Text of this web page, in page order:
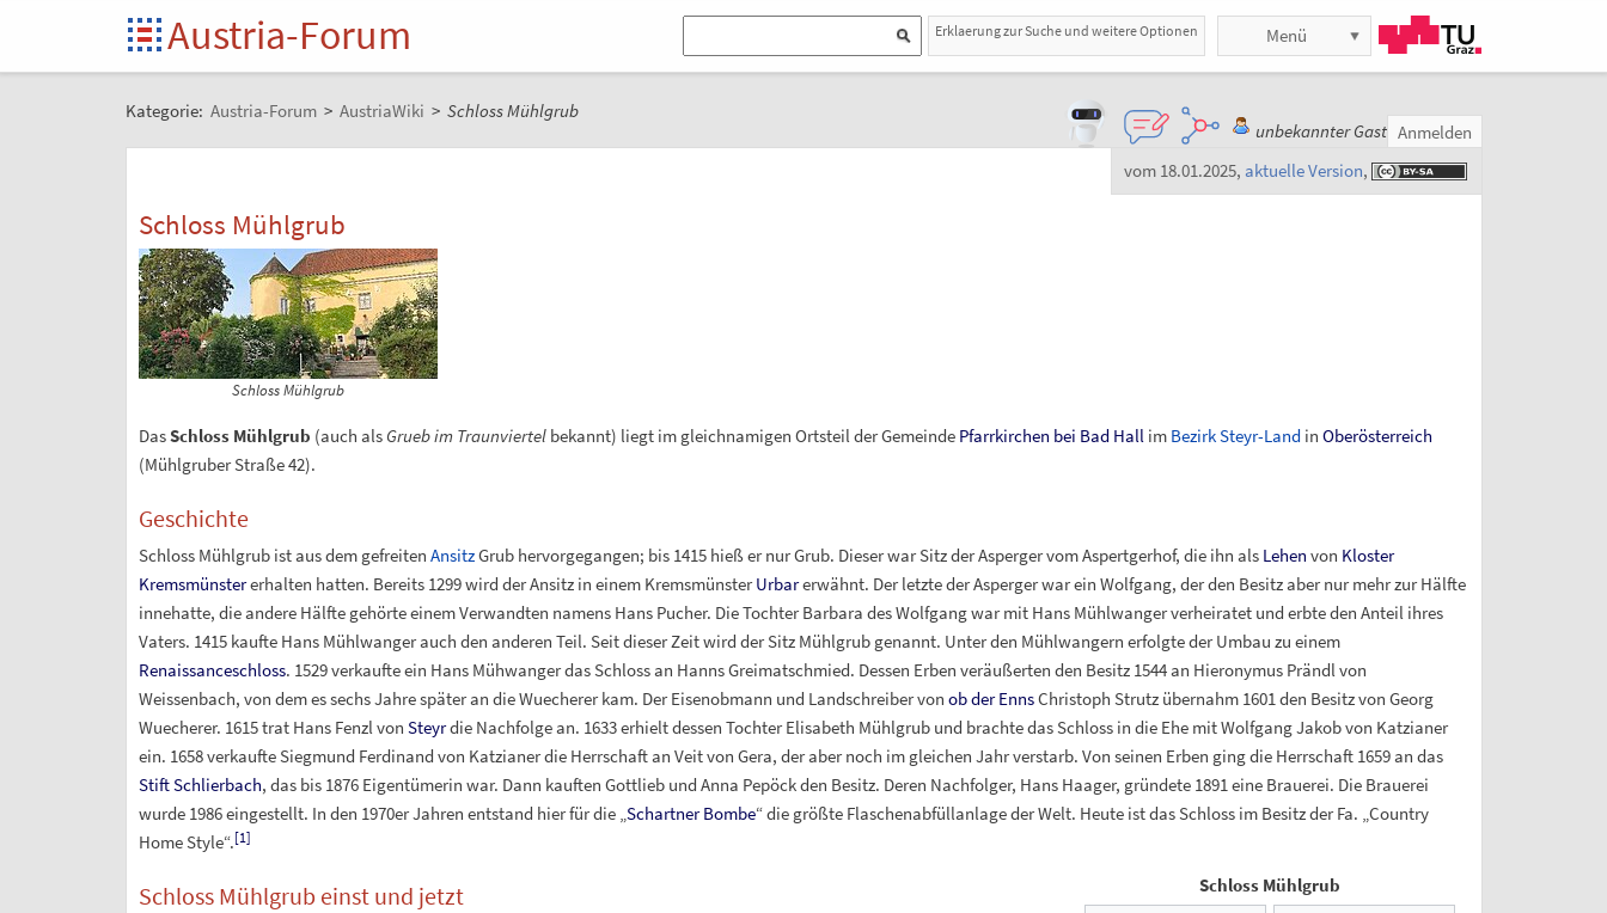
Austria-Forum Erklaerung zur Suche und weitere Optionen Menü
Kategorie: Austria-Forum > AustriaWiki > Schloss Mühlgrub
unbekannter Gast Anmelden
vom 18.01.2025, aktuelle Version,
Schloss Mühlgrub
Schloss Mühlgrub
DasSchloss Mühlgrub (auch als Grueb im Traunviertelbekannt) liegt im gleichnamigen Ortsteil der Gemeinde Pfarrkirchen bei Bad Hall im Bezirk Steyr-Landin Oberösterreich
(Mühlgruber Straße 42).
Geschichte
Schloss Mühlgrub ist aus dem gefreiten AnsitzGrub hervorgegangen; bis 1415 hieß er nur Grub. Dieser war Sitz der Asperger vom Aspertgerhof, die ihn als Lehen von Kloster
Kremsmünstererhalten hatten. Bereits 1299 wird der Ansitz in einem KremsmünsterUrbarerwähnt. Der letzte der Asperger war ein Wolfgang, der den Besitz aber nur mehr zur Hälfte
innehatte, die andere Hälfte gehörte einem Verwandten namens Hans Pucher. Die Tochter Barbara des Wolfgang war mit Hans Mühlwanger verheiratet und erbte den Anteil ihres
Vaters. 1415 kaufte Hans Mühlwanger auch den anderen Teil. Seit dieser Zeit wird der Sitz Mühlgrub genannt. Unter den Mühlwangern erfolgte der Umbau zu einem
Renaissanceschloss. 1529 verkaufte ein Hans Mühwanger das Schloss an Hanns Greimatschmied. Dessen Erben veräußerten den Besitz 1544 an Hieronymus Prändl von
Weissenbach, von dem es sechs Jahre später an die Wuecherer kam. Der Eisenobmann und Landschreiber von ob der EnnsChristoph Strutz übernahm 1601 den Besitz von Georg
Wuecherer. 1615 trat Hans Fenzl von Steyrdie Nachfolge an. 1633 erhielt dessen Tochter Elisabeth Mühlgrub und brachte das Schloss in die Ehe mit Wolfgang Jakob von Katzianer
ein. 1658 verkaufte Siegmund Ferdinand von Katzianer die Herrschaft an Veit von Gera, der aber noch im gleichen Jahr verstarb. Von seinen Erben ging die Herrschaft 1659 an das
Stift Schlierbach, das bis 1876 Eigentümerin war. Dann kauften Gottlieb und Anna Pepöck den Besitz. Deren Nachfolger, Hans Haager, gründete 1891 eine Brauerei. Die Brauerei
wurde 1986 eingestellt. In den 1970er Jahren entstand hier für die „Schartner Bombe“ die größte Flaschenabfüllanlage der Welt. Heute ist das Schloss im Besitz der Fa. „Country
Home Style“.[1]
Schloss Mühlgrub
Schloss Mühlgrub einst und jetzt